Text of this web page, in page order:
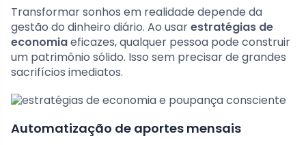
Transformar sonhos em realidade depende da
gestão do dinheiro diário. Ao usarestratégias de
economiaeficazes, qualquer pessoa pode construir
um patrimônio sólido. Isso sem precisar de grandes
sacrifícios imediatos.
Automatização de aportes mensais